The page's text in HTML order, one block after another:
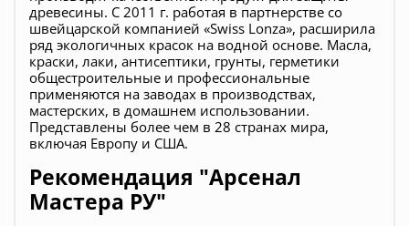
древесины. С 2011 г. работая в партнерстве со
швейцарской компанией «Swiss Lonza», расширила
ряд экологичных красок на водной основе. Масла,
краски, лаки, антисептики, грунты, герметики
общестроительные и профессиональные
применяются на заводах в производствах,
мастерских, в домашнем использовании.
Представлены более чем в 28 странах мира,
включая Европу и США.
Рекомендация "Арсенал
Мастера РУ"